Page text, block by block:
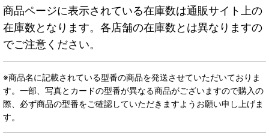
商品ページに表示されている在庫数は通販サイト上の
在庫数となります。各店舗の在庫数とは異なりますの
でご注意ください。
※商品名に記載されている型番の商品を発送させていただいておりま
す。一部、写真とカードの型番が異なる商品がございますので購入の
際、必ず商品の型番をご確認していただきますようお願い申し上げま
す。